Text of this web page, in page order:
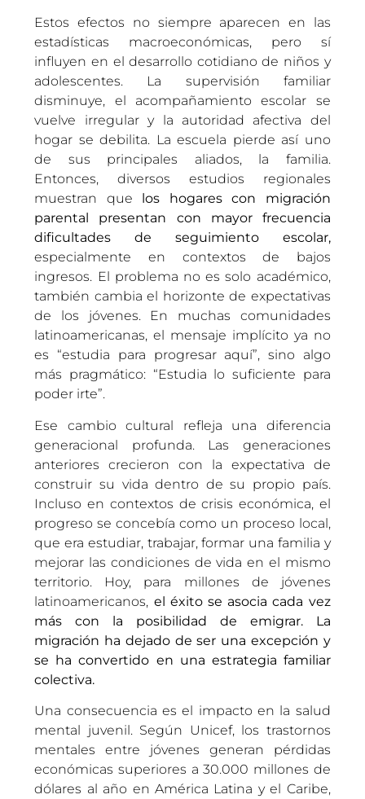
Estos efectos no siempre aparecen en las
estadísticas macroeconómicas, pero sí
influyen en el desarrollo cotidiano de niños y
adolescentes. La supervisión familiar
disminuye, el acompañamiento escolar se
vuelve irregular y la autoridad afectiva del
hogar se debilita. La escuela pierde así uno
de sus principales aliados, la familia.
Entonces, diversos estudios regionales
muestran que los hogares con migración
parental presentan con mayor frecuencia
dificultades de seguimiento escolar,
especialmente en contextos de bajos
ingresos. El problema no es solo académico,
también cambia el horizonte de expectativas
de los jóvenes. En muchas comunidades
latinoamericanas, el mensaje implícito ya no
es “estudia para progresar aquí”, sino algo
más pragmático: “Estudia lo suficiente para
poder irte”.
Ese cambio cultural refleja una diferencia
generacional profunda. Las generaciones
anteriores crecieron con la expectativa de
construir su vida dentro de su propio país.
Incluso en contextos de crisis económica, el
progreso se concebía como un proceso local,
que era estudiar, trabajar, formar una familia y
mejorar las condiciones de vida en el mismo
territorio. Hoy, para millones de jóvenes
latinoamericanos, el éxito se asocia cada vez
más con la posibilidad de emigrar.
La
migración ha dejado de ser una excepción y
se ha convertido en una estrategia familiar
colectiva.
Una consecuencia es el impacto en la salud
mental juvenil. Según Unicef, los trastornos
mentales entre jóvenes generan pérdidas
económicas superiores a 30.000 millones de
dólares al año en América Latina y el Caribe,